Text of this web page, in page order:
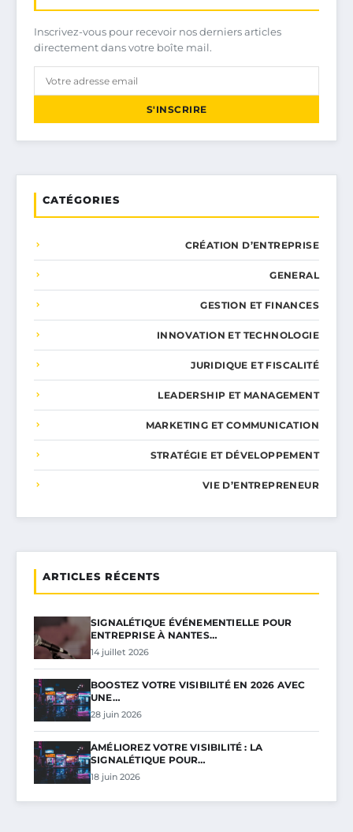
Inscrivez-vous pour recevoir nos derniers articles
directement dans votre boîte mail.
S'INSCRIRE
CATÉGORIES
CRÉATION D’ENTREPRISE
GENERAL
GESTION ET FINANCES
INNOVATION ET TECHNOLOGIE
JURIDIQUE ET FISCALITÉ
LEADERSHIP ET MANAGEMENT
MARKETING ET COMMUNICATION
STRATÉGIE ET DÉVELOPPEMENT
VIE D’ENTREPRENEUR
ARTICLES RÉCENTS
SIGNALÉTIQUE ÉVÉNEMENTIELLE POUR
ENTREPRISE À NANTES…
14 juillet 2026
BOOSTEZ VOTRE VISIBILITÉ EN 2026 AVEC
UNE…
28 juin 2026
AMÉLIOREZ VOTRE VISIBILITÉ : LA
SIGNALÉTIQUE POUR…
18 juin 2026